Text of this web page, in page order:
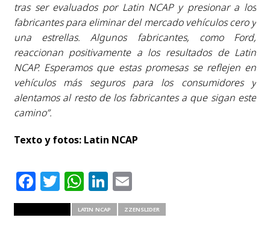
tras ser evaluados por Latin NCAP y presionar a los
fabricantes para eliminar del mercado vehículos cero y
una estrellas. Algunos fabricantes, como Ford,
reaccionan positivamente a los resultados de Latin
NCAP. Esperamos que estas promesas se reflejen en
vehículos más seguros para los consumidores y
alentamos al resto de los fabricantes a que sigan este
camino”.
Texto y fotos: Latin NCAP
Facebook
Twitter
WhatsApp
LinkedIn
Email
LATIN NCAP ZZENSLIDER